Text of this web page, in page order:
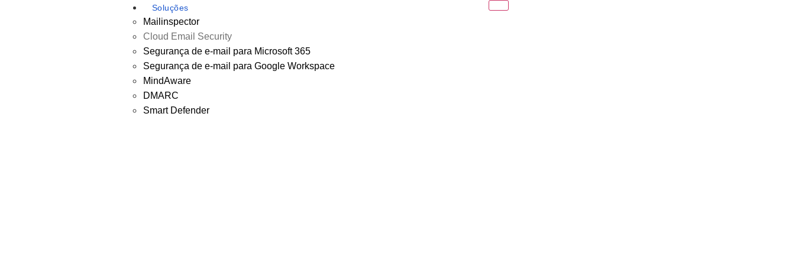
Soluções
Mailinspector
Cloud Email Security
Segurança de e-mail para Microsoft 365
Segurança de e-mail para Google Workspace
MindAware
DMARC
Smart Defender